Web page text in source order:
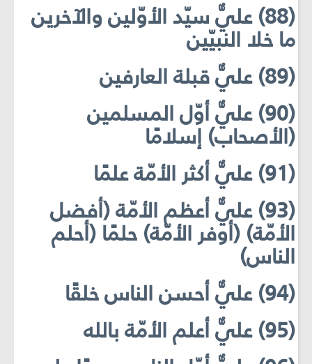
(88) عليٌّ سيّد الأوّلين والآخرين
ما خلا النبيّين
(89) عليٌّ قبلة العارفين
(90) عليٌّ أوّل المسلمين
(الأصحاب) إسلامًا
(91) عليٌّ أكثر الأمّة علمًا
(93) عليٌّ أعظم الأمّة (أفضل
الأمّة) (أوفر الأمّة) حلمًا (أحلم
الناس)
(94) عليٌّ أحسن الناس خلقًا
(95) عليٌّ أعلم الأمّة بالله